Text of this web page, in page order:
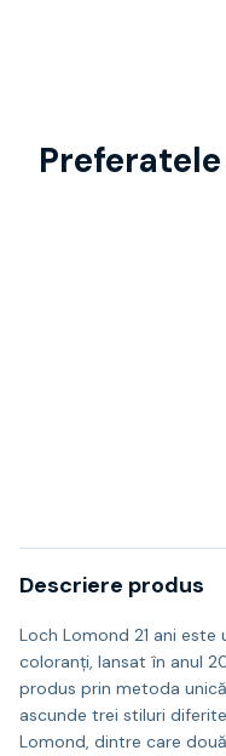
Descriere produs
Loch Lomond 21 ani
coloranți, lansat în anul
produs prin metoda
ascunde trei stiluri
Lomond, dintre care